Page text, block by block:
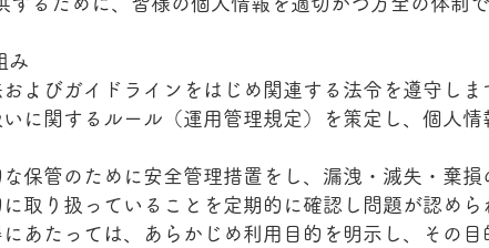
み
よびガイドラインをはじめ関連する法令を遵守しま
に関するルール（運用管理規定）を策定し、個人
保管のために安全管理措置をし、漏洩・滅失・棄損
取り扱っていることを定期的に確認し問題が認めら
あたっては、あらかじめ利用目的を明示し、その